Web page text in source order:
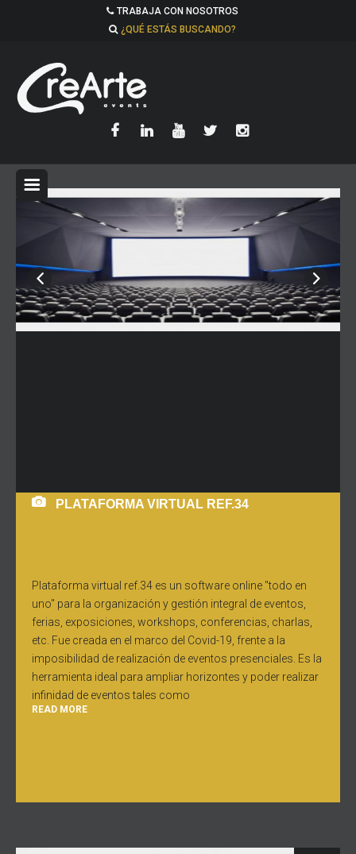
TRABAJA CON NOSOTROS
¿QUÉ ESTÁS BUSCANDO?
PLATAFORMA VIRTUAL REF.34
Plataforma virtual ref.34 es un software online "todo en
uno" para la organización y gestión integral de eventos,
ferias, exposiciones, workshops, conferencias, charlas,
etc. Fue creada en el marco del Covid-19, frente a la
imposibilidad de realización de eventos presenciales. Es la
herramienta ideal para ampliar horizontes y poder realizar
infinidad de eventos tales como
READ MORE